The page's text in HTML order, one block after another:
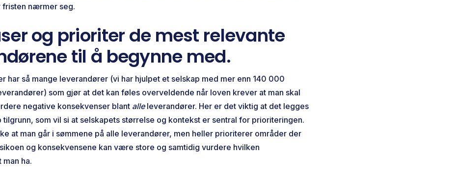
fristen nærmer seg.
og prioriter de mest relevante
til å begynne med.
har så mange leverandører (vi har hjulpet et selskap med mer enn 140 000
som gjør at det kan føles overveldende når loven krever at man skal
negative konsekvenser blant alleleverandører. Her er det viktig at det legges
tilgrunn, som vil si at selskapets størrelse og kontekst er sentral for prioriteringen.
at man går i sømmene på alle leverandører, men heller prioriterer områder der
og konsekvensene kan være store og samtidig vurdere hvilken
ha.